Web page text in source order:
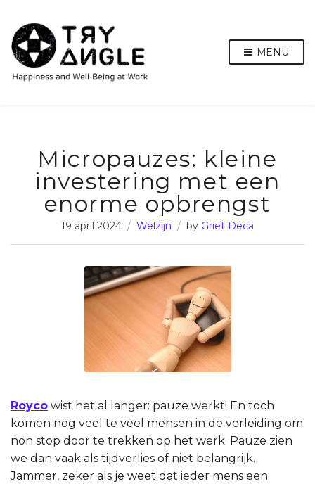
MENU
Micropauzes: kleine
investering met een
enorme opbrengst
19 april 2024 Welzijn by Griet Deca
Royco wist het al langer: pauze werkt! En toch
komen nog veel te veel mensen in de verleiding om
non stop door te trekken op het werk. Pauze zien
we dan vaak als tijdverlies of niet belangrijk.
Jammer, zeker als je weet dat ieder mens een